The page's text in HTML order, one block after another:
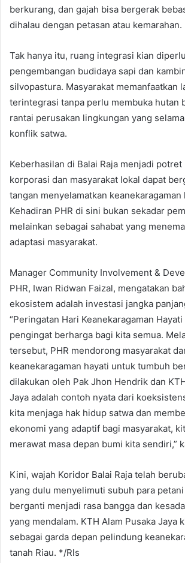
berkurang, dan gajah bisa bergerak
dihalau dengan petasan atau kemarahan.
Tak hanya itu, ruang integrasi kian
pengembangan budidaya sapi dan
silvopastura. Masyarakat memanfaatkan
terintegrasi tanpa perlu membuka hutan
rantai perusakan lingkungan yang
konflik satwa.
Keberhasilan di Balai Raja menjadi
korporasi dan masyarakat lokal dapat
tangan menyelamatkan keanekaragaman
Kehadiran PHR di sini bukan sekadar
melainkan sebagai sahabat yang
adaptasi masyarakat.
Manager Community Involvement &
PHR, Iwan Ridwan Faizal, mengatakan
ekosistem adalah investasi jangka
“Peringatan Hari Keanekaragaman
pengingat berharga bagi kita semua.
tersebut, PHR mendorong masyarakat
keanekaragaman hayati untuk tumbuh
dilakukan oleh Pak Jhon Hendrik dan
Jaya adalah contoh nyata dari
kita menjaga hak hidup satwa dan
ekonomi yang adaptif bagi masyarakat,
merawat masa depan bumi kita sendiri,”
Kini, wajah Koridor Balai Raja telah
yang dulu menyelimuti subuh para
berganti menjadi rasa bangga dan
yang mendalam. KTH Alam Pusaka Jaya
sebagai garda depan pelindung
tanah Riau. */Rls